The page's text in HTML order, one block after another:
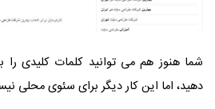
شما هنوز هم می توانید کلمات کلیدی
دهید، اما این کار دیگر برای سئوی محلی